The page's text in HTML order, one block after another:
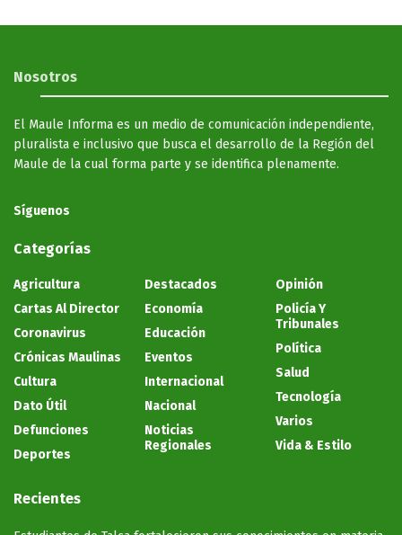
Nosotros
El Maule Informa es un medio de comunicación independiente,
pluralista e inclusivo que busca el desarrollo de la Región del
Maule de la cual forma parte y se identifica plenamente.
Síguenos
Categorías
Agricultura
Cartas Al Director
Coronavirus
Crónicas Maulinas
Cultura
Dato Útil
Defunciones
Deportes
Destacados
Economía
Educación
Eventos
Internacional
Nacional
Noticias
Regionales
Opinión
Policía Y
Tribunales
Política
Salud
Tecnología
Varios
Vida & Estilo
Recientes